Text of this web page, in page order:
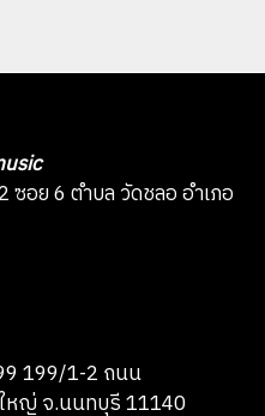
อย 6 ตำบล วัดชลอ อำเภอ
199/1-2 ถนน
หญ่ จ.นนทบุรี 11140